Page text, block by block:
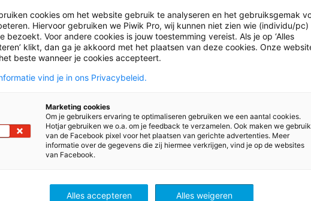
cookies om het website gebruik te analyseren en het gebruiksgemak
Hiervoor gebruiken we Piwik Pro, wij kunnen niet zien wie (individu/pc)
bezoekt. Voor andere cookies is jouw toestemming vereist. Als je op ‘Alles
klikt, dan ga je akkoord met het plaatsen van deze cookies. Onze
beste wanneer je cookies accepteert.
vind je in ons Privacybeleid.
Marketing cookies
Om je gebruikers ervaring te optimaliseren gebruiken we een aantal cookies.
Hotjar gebruiken we o.a. om je feedback te verzamelen. Ook maken we gebruik
van de Facebook pixel voor het plaatsen van gerichte advertenties. Meer
informatie over de gegevens die zij hiermee verkrijgen, vind je op de websites
van Facebook.
Alles accepteren Alles weigeren